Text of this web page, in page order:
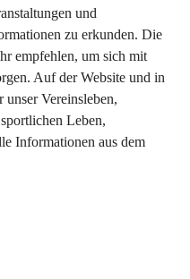
und
zu erkunden. Die
empfehlen, um sich mit
Auf der Website und in
unser Vereinsleben,
Leben,
Informationen aus dem